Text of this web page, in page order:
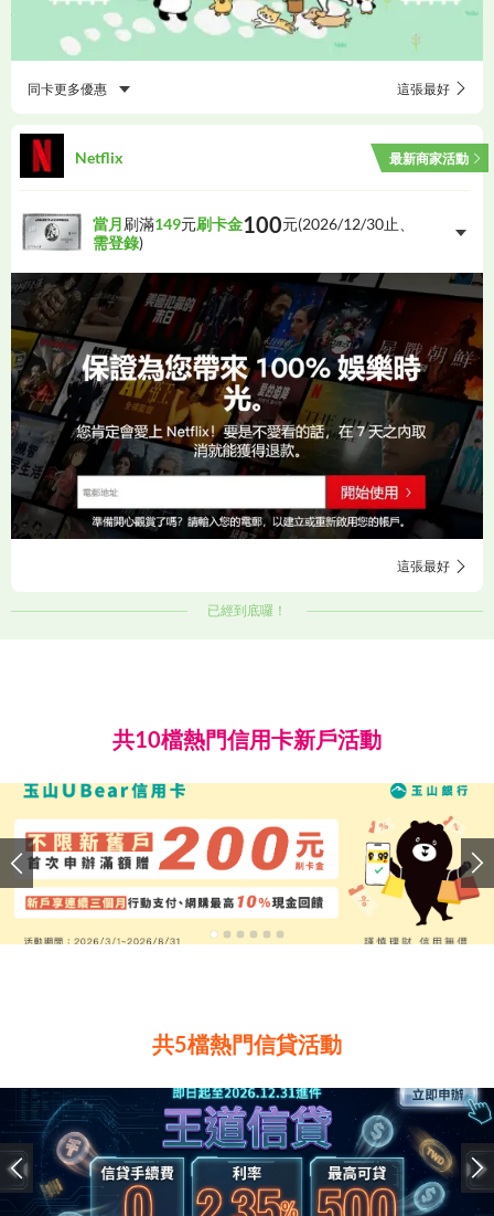
同卡更多優惠 這張最好
Netflix 最新商家活動
當月刷滿149元刷卡金100元(2026/12/30止、
需登錄)
這張最好
已經到底囉！
共10檔熱門信用卡新戶活動
共5檔熱門信貸活動